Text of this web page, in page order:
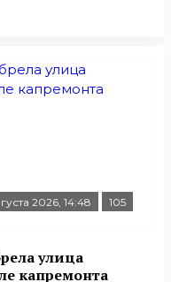
2026, 14:48 105
улица
капремонта